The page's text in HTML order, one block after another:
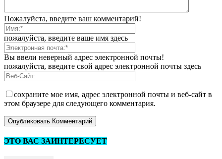
Пожалуйста, введите ваш комментарий!
пожалуйста, введите ваше имя здесь
Вы ввели неверный адрес электронной почты!
пожалуйста, введите свой адрес электронной почты здесь
сохраните мое имя, адрес электронной почты и веб-сайт в
этом браузере для следующего комментария.
ЭТО ВАС ЗАИНТЕРЕСУЕТ